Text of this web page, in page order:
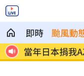
即時 颱風動
台
當年日本捐我
產